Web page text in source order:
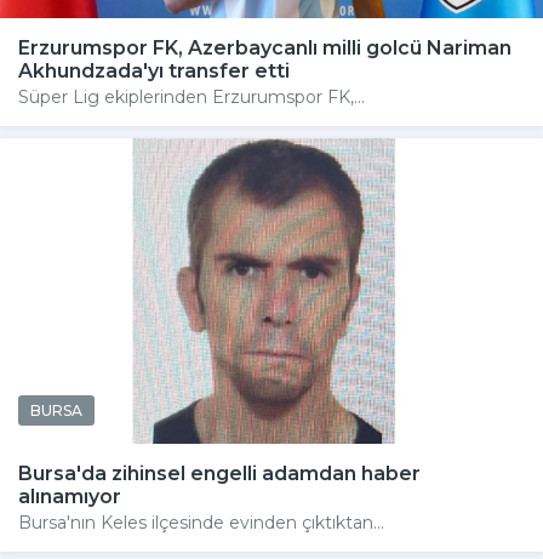
Erzurumspor FK, Azerbaycanlı milli golcü Nariman
Akhundzada'yı transfer etti
Süper Lig ekiplerinden Erzurumspor FK,...
BURSA
Bursa'da zihinsel engelli adamdan haber
alınamıyor
Bursa'nın Keles ilçesinde evinden çıktıktan...